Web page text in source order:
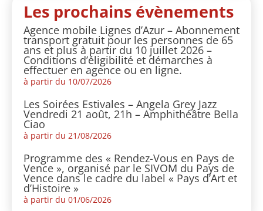
Les prochains évènements
Agence mobile Lignes d’Azur – Abonnement
transport gratuit pour les personnes de 65
ans et plus à partir du 10 juillet 2026 –
Conditions d’éligibilité et démarches à
effectuer en agence ou en ligne.
à partir du 10/07/2026
Les Soirées Estivales – Angela Grey Jazz
Vendredi 21 août, 21h – Amphithéâtre Bella
Ciao
à partir du 21/08/2026
Programme des « Rendez-Vous en Pays de
Vence », organisé par le SIVOM du Pays de
Vence dans le cadre du label « Pays d’Art et
d’Histoire »
à partir du 01/06/2026